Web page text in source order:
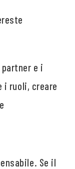
e i
i ruoli, creare
Se il